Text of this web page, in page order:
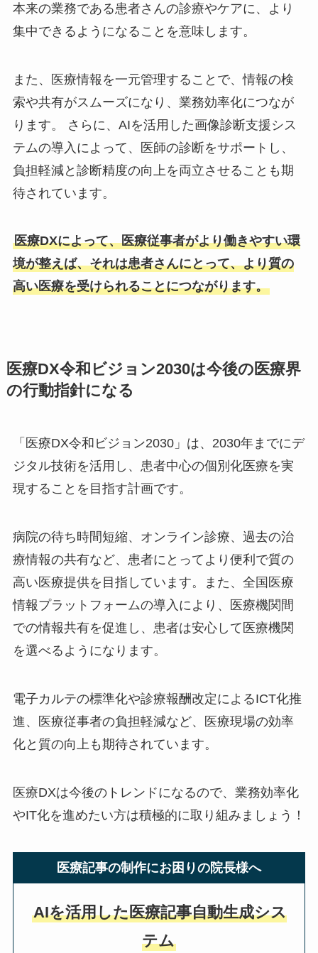
本来の業務である患者さんの診療やケアに、より
集中できるようになることを意味します。
また、医療情報を一元管理することで、情報の検
索や共有がスムーズになり、業務効率化につなが
ります。 さらに、AIを活用した画像診断支援シス
テムの導入によって、医師の診断をサポートし、
負担軽減と診断精度の向上を両立させることも期
待されています。
医療DXによって、医療従事者がより働きやすい環
境が整えば、それは患者さんにとって、より質の
高い医療を受けられることにつながります。
医療DX令和ビジョン2030は今後の医療界
の行動指針になる
「医療DX令和ビジョン2030」は、2030年までにデ
ジタル技術を活用し、患者中心の個別化医療を実
現することを目指す計画です。
病院の待ち時間短縮、オンライン診療、過去の治
療情報の共有など、患者にとってより便利で質の
高い医療提供を目指しています。また、全国医療
情報プラットフォームの導入により、医療機関間
での情報共有を促進し、患者は安心して医療機関
を選べるようになります。
電子カルテの標準化や診療報酬改定によるICT化推
進、医療従事者の負担軽減など、医療現場の効率
化と質の向上も期待されています。
医療DXは今後のトレンドになるので、業務効率化
やIT化を進めたい方は積極的に取り組みましょう！
医療記事の制作にお困りの院長様へ
AIを活用した医療記事自動生成シス
テム